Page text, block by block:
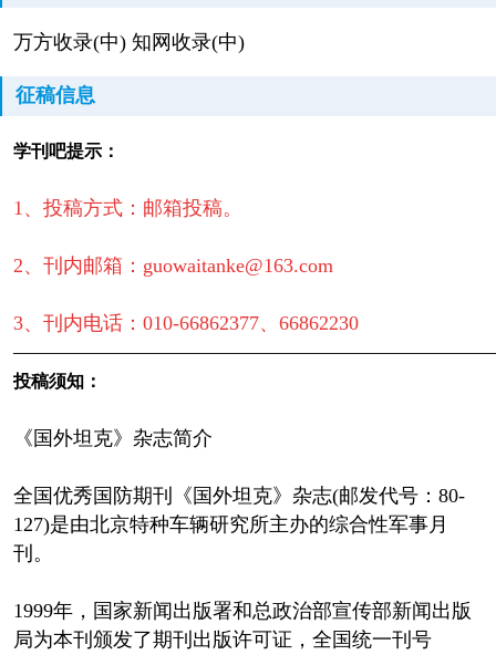
万方收录(中) 知网收录(中)
征稿信息
学刊吧提示：
1、投稿方式：邮箱投稿。
2、刊内邮箱：guowaitanke@163.com
3、刊内电话：010-66862377、66862230
投稿须知：
《国外坦克》杂志简介
全国优秀国防期刊《国外坦克》杂志(邮发代号：80-
127)是由北京特种车辆研究所主办的综合性军事月
刊。
1999年，国家新闻出版署和总政治部宣传部新闻出版
局为本刊颁发了期刊出版许可证，全国统一刊号